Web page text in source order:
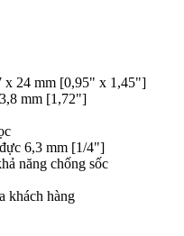
x 24 mm [0,95" x 1,45"]
mm [1,72"]
6,3 mm [1/4"]
năng chống sốc
khách hàng